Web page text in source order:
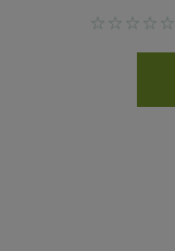
No reviews